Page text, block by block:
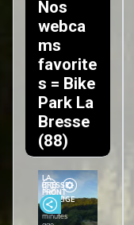
Nos
webca
ms
favorite
s = Bike
Park La
Bresse
(88)